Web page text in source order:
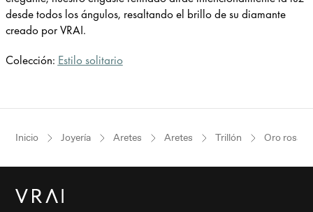
desde todos los ángulos, resaltando el brillo de su diamante
creado por VRAI.
Colección: Estilo solitario
Inicio Joyería Aretes Aretes Trillón Oro rosa